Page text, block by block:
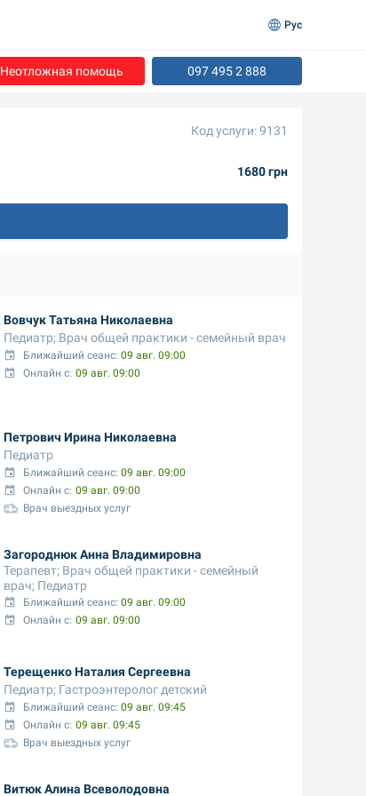
Неотложная помощь 097 495 2 888
Код услуги: 9131
1680 грн
Вовчук Татьяна Николаевна
Педиатр; Врач общей практики - семейный врач
Ближайший сеанс: 09 авг. 09:00
Онлайн с: 09 авг. 09:00
Петрович Ирина Николаевна
Педиатр
Ближайший сеанс: 09 авг. 09:00
Онлайн с: 09 авг. 09:00
Врач выездных услуг
Загороднюк Анна Владимировна
Терапевт; Врач общей практики - семейный
врач; Педиатр
Ближайший сеанс: 09 авг. 09:00
Онлайн с: 09 авг. 09:00
Терещенко Наталия Сергеевна
Педиатр; Гастроэнтеролог детский
Ближайший сеанс: 09 авг. 09:45
Онлайн с: 09 авг. 09:45
Врач выездных услуг
Витюк Алина Всеволодовна
Рус